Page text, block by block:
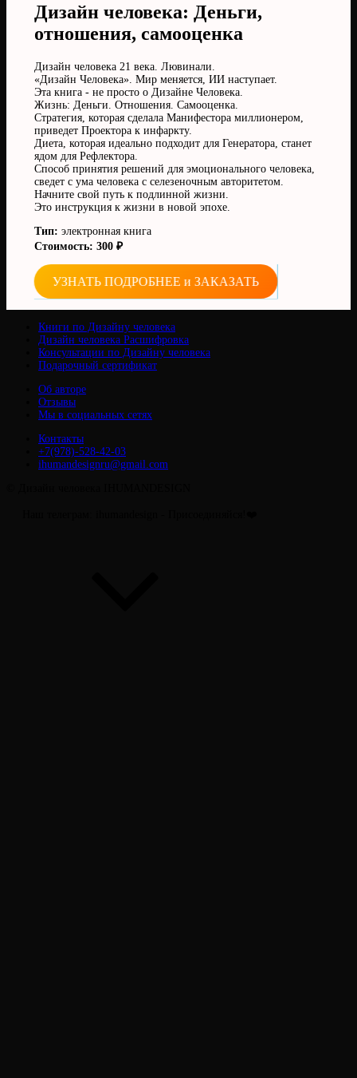
Дизайн человека: Деньги,
отношения, самооценка
Дизайн человека 21 века. Лювинали.
«Дизайн Человека». Мир меняется, ИИ наступает.
Эта книга - не просто о Дизайне Человека.
Жизнь: Деньги. Отношения. Самооценка.
Стратегия, которая сделала Манифестора миллионером,
приведет Проектора к инфаркту.
Диета, которая идеально подходит для Генератора, станет
ядом для Рефлектора.
Способ принятия решений для эмоционального человека,
сведет с ума человека с селезеночным авторитетом.
Начните свой путь к подлинной жизни.
Это инструкция к жизни в новой эпохе.
Тип: электронная книга
Стоимость: 300 ₽
УЗНАТЬ ПОДРОБНЕЕ и ЗАКАЗАТЬ
Книги по Дизайну человека
Дизайн человека Расшифровка
Консультации по Дизайну человека
Подарочный сертификат
Об авторе
Отзывы
Мы в социальных сетях
Контакты
+7(978)-528-42-03
ihumandesignru@gmail.com